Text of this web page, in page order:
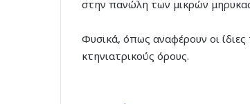
στην πανώλη των μικρών
Φυσικά, όπως αναφέρουν οι
κτηνιατρικούς όρους.